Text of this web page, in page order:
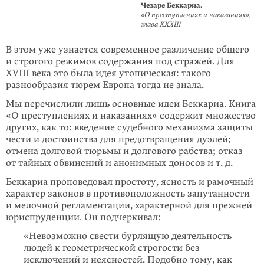
Чезаре Беккариа.
«О преступлениях и наказаниях»,
глава XXXIII
В этом уже узнается современное различение общего
и строгого режимов содержания под стражей. Для
XVIII века это была идея утопическая: такого
разнообразия тюрем Европа тогда не знала.
Мы перечислили лишь основные идеи Беккариа. Книга
«О преступлениях и наказаниях» содержит множество
других, как то: введение судебного механизма защиты
чести и достоинства для предотвращения дуэлей;
отмена долговой тюрьмы и долгового рабства; отказ
от тайных обвинений и анонимных доносов и т. д.
Беккариа проповедовал простоту, ясность и рамочный
характер законов в противоположность запутанности
и мелочной регламентации, характерной для прежней
юриспруденции. Он подчеркивал:
«Невозможно свести бурлящую деятельность
людей к геометрической строгости без
исключений и неясностей. Подобно тому, как